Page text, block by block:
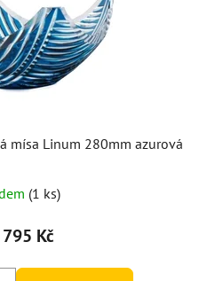
mísa Linum 280mm azurová
(1 ks)
Kč